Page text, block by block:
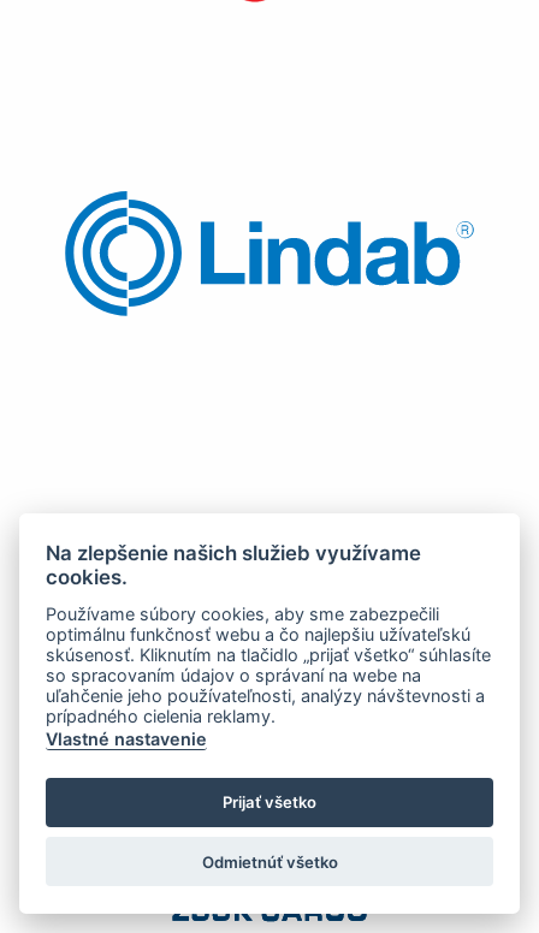
Na zlepšenie našich služieb využívame
cookies.
Používame súbory cookies, aby sme zabezpečili
optimálnu funkčnosť webu a čo najlepšiu užívateľskú
skúsenosť. Kliknutím na tlačidlo „prijať všetko“ súhlasíte
so spracovaním údajov o správaní na webe na
uľahčenie jeho používateľnosti, analýzy návštevnosti a
prípadného cielenia reklamy.
Vlastné nastavenie
Prijať všetko
Odmietnúť všetko